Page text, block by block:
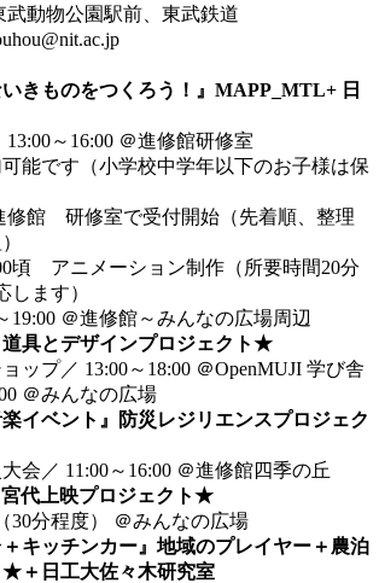
武動物公園駅前、東武鉄道
いきものをつくろう！』MAPP_MTL+ 日
～16:00 ＠進修館研修室
能です（小学校中学年以下のお子様は保
研修室で受付開始（先着順、整理
アニメーション制作（所要時間20分
します）
19:00 ＠進修館～みんなの広場周辺
道具とデザインプロジェクト★
ップ／ 13:00～18:00 ＠OpenMUJI 学び舎
＠みんなの広場
楽イベント』防災レジリエンスプロジェク
会／ 11:00～16:00 ＠進修館四季の丘
宮代上映プロジェクト★
30分程度） ＠みんなの広場
＋キッチンカー』地域のプレイヤー＋農泊
＋日工大佐々木研究室